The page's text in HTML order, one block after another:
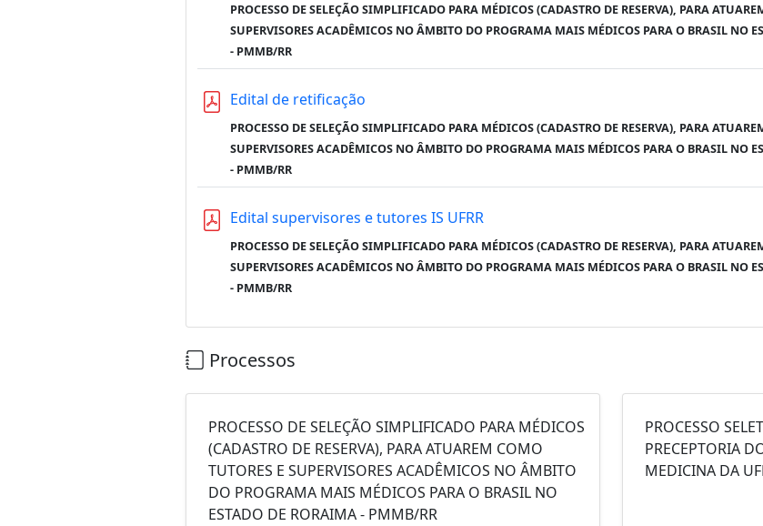
PROCESSO DE SELEÇÃO SIMPLIFICADO PARA MÉDICOS (CADASTRO DE RESERVA), PARA
SUPERVISORES ACADÊMICOS NO ÂMBITO DO PROGRAMA MAIS MÉDICOS PARA O BRASIL NO
- PMMB/RR
Edital de retificação
PROCESSO DE SELEÇÃO SIMPLIFICADO PARA MÉDICOS (CADASTRO DE RESERVA), PARA
SUPERVISORES ACADÊMICOS NO ÂMBITO DO PROGRAMA MAIS MÉDICOS PARA O BRASIL NO
- PMMB/RR
Edital supervisores e tutores IS UFRR
PROCESSO DE SELEÇÃO SIMPLIFICADO PARA MÉDICOS (CADASTRO DE RESERVA), PARA
SUPERVISORES ACADÊMICOS NO ÂMBITO DO PROGRAMA MAIS MÉDICOS PARA O BRASIL NO
- PMMB/RR
Processos
PROCESSO DE SELEÇÃO SIMPLIFICADO PARA MÉDICOS
(CADASTRO DE RESERVA), PARA ATUAREM COMO
TUTORES E SUPERVISORES ACADÊMICOS NO ÂMBITO
DO PROGRAMA MAIS MÉDICOS PARA O BRASIL NO
ESTADO DE RORAIMA - PMMB/RR
PROCESSO
PRECEPTORIA
MEDICINA DA